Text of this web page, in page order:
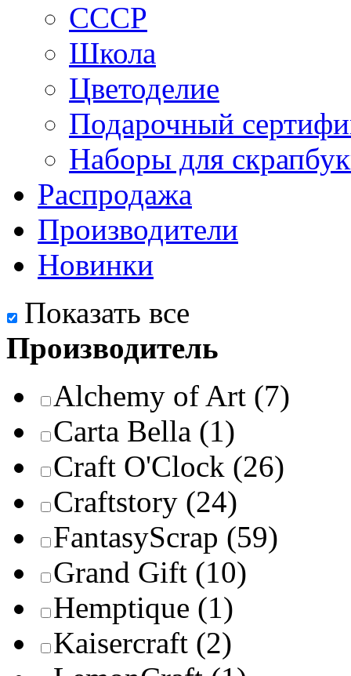
СССР
Школа
Цветоделие
Подарочный
Наборы для
Распродажа
Производители
Новинки
Показать все
Производитель
Alchemy of Art (7)
Carta Bella (1)
Craft O'Clock (26)
Craftstory (24)
FantasyScrap (59)
Grand Gift (10)
Hemptique (1)
Kaisercraft (2)